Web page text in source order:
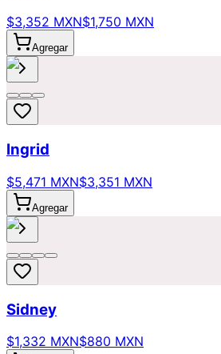
$3,352 MXN$1,750 MXN
Agregar
Ingrid
$5,471 MXN$3,351 MXN
Agregar
Sidney
$1,332 MXN$880 MXN